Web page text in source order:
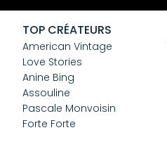
CGV
Confidentialité
Cookies
TOP CRÉATEURS
American Vintage
Love Stories
Anine Bing
Assouline
Pascale Monvoisin
Forte Forte